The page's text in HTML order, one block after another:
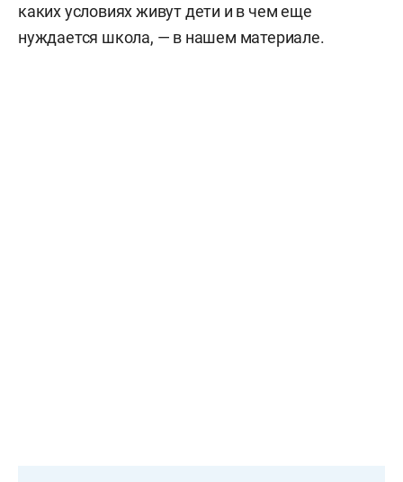
каких условиях живут дети и в чем еще
нуждается школа, — в нашем материале.